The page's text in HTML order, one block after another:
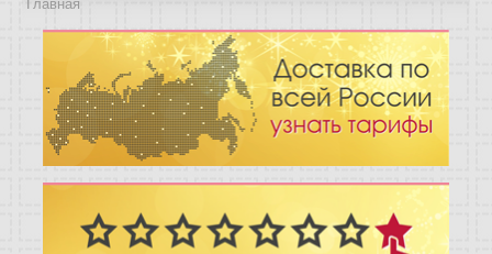
Оплата и доставка
Контакты
Вопрос-ответ
Отзывы
Новости